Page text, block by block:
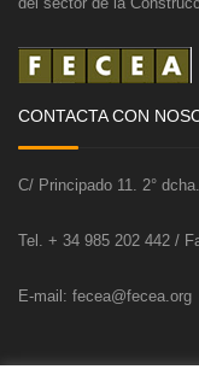
CONTACTA CON
C/ Principado 11. 2°
Tel. + 34 985 202 442 /
E-mail: fecea@fecea.org